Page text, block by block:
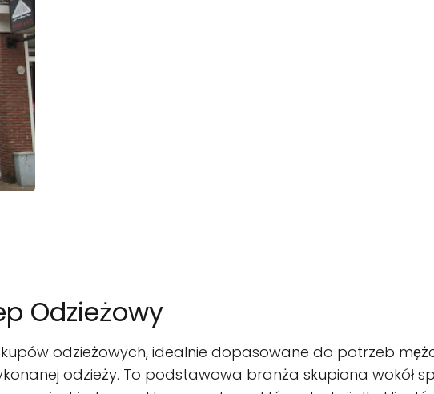
Odzieżowy
odzieżowych, idealnie dopasowane do potrzeb
odzieży. To podstawowa branża skupiona wokół